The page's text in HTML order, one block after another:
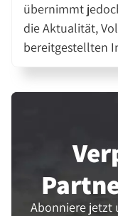
übernimmt
die Aktualität,
bereitgestellten
Abonniere jetzt